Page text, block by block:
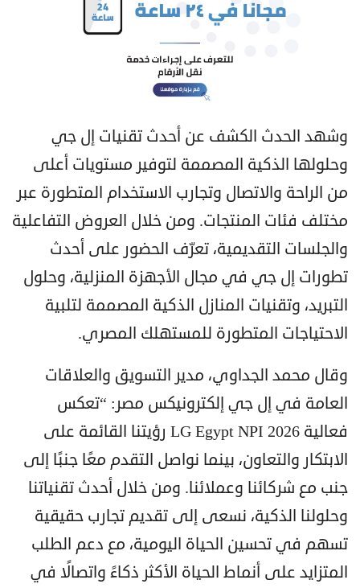
وشهد الحدث الكشف عن أحدث تقنيات إل جي
وحلولها الذكية المصممة لتوفير مستويات أعلى
من الراحة والاتصال وتجارب الاستخدام المتطورة عبر
مختلف فئات المنتجات. ومن خلال العروض التفاعلية
والجلسات التقديمية، تعرّف الحضور على أحدث
تطورات إل جي في مجال الأجهزة المنزلية، وحلول
التبريد، وتقنيات المنازل الذكية المصممة لتلبية
الاحتياجات المتطورة للمستهلك المصري.
وقال محمد الجداوي، مدير التسويق والعلاقات
العامة في إل جي إلكترونيكس مصر: “تعكس
فعالية LG Egypt NPI 2026 رؤيتنا القائمة على
الابتكار والتعاون، بينما نواصل التقدم معًا جنبًا إلى
جنب مع شركائنا وعملائنا. ومن خلال أحدث تقنياتنا
وحلولنا الذكية، نسعى إلى تقديم تجارب حقيقية
تسهم في تحسين الحياة اليومية، مع دعم الطلب
المتزايد على أنماط الحياة الأكثر ذكاءً واتصالًا في